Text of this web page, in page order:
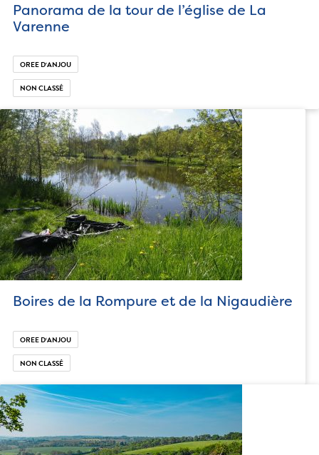
Panorama de la tour de l’église de La
Varenne
OREE D‘ANJOU
NON CLASSÉ
Boires de la Rompure et de la Nigaudière
OREE D‘ANJOU
NON CLASSÉ